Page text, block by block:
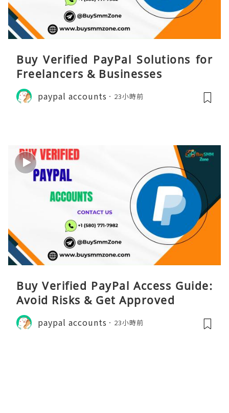
Buy Verified PayPal Solutions for
Freelancers & Businesses
paypal accounts 23小時前
Buy Verified PayPal Access Guide:
Avoid Risks & Get Approved
paypal accounts 23小時前